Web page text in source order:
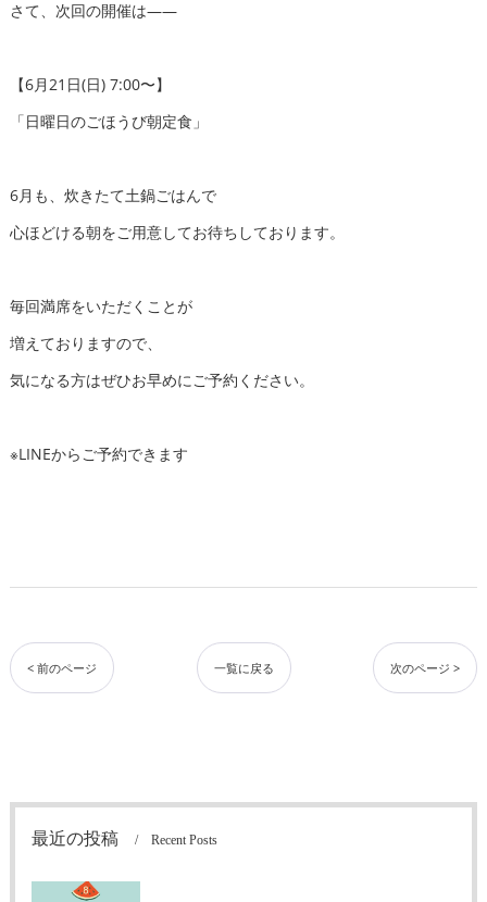
さて、次回の開催は——
【6月21日(日) 7:00〜】
「日曜日のごほうび朝定食」
6月も、炊きたて土鍋ごはんで
心ほどける朝をご用意してお待ちしております。
毎回満席をいただくことが
増えておりますので、
気になる方はぜひお早めにご予約ください。
※LINEからご予約できます
< 前のページ 一覧に戻る 次のページ >
最近の投稿 Recent Posts